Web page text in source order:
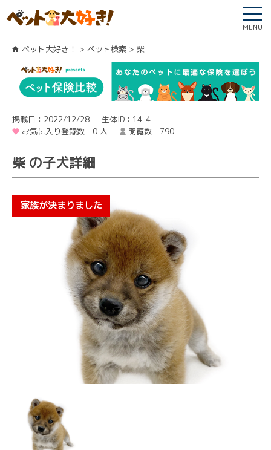
MENU
ペット大好き！ ペット検索 柴
掲載日：2022/12/28
生体ID：14-4
お気に入り登録数 0 人
閲覧数 790
柴 の子犬詳細